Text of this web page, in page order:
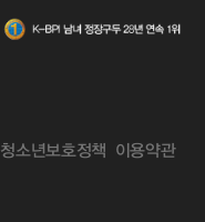
청소년보호정책 이용약관